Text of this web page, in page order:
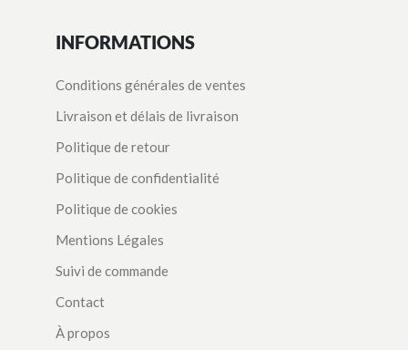
INFORMATIONS
Conditions générales de ventes
Livraison et délais de livraison
Politique de retour
Politique de confidentialité
Politique de cookies
Mentions Légales
Suivi de commande
Contact
À propos